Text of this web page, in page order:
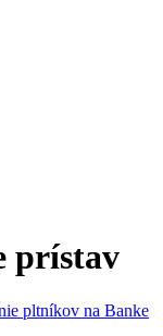
prístav